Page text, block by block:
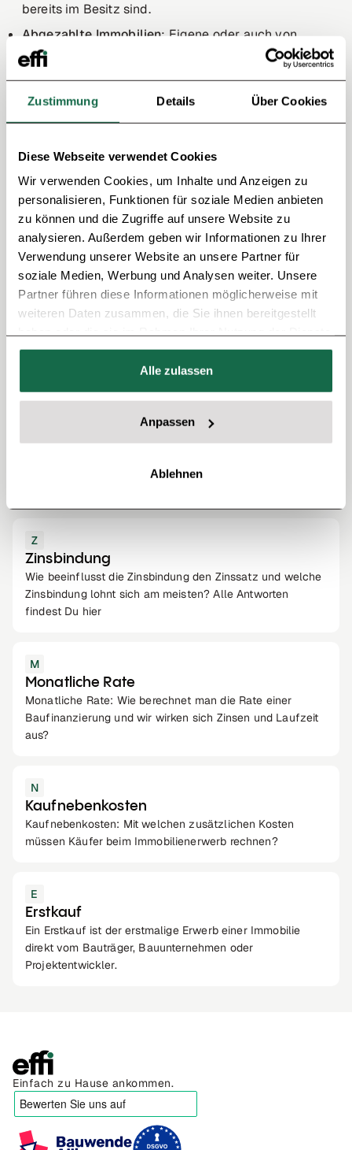
Zustimmung Details Über Cookies
Diese Webseite verwendet Cookies
Wir verwenden Cookies, um Inhalte und Anzeigen zu
personalisieren, Funktionen für soziale Medien anbieten
zu können und die Zugriffe auf unsere Website zu
analysieren. Außerdem geben wir Informationen zu Ihrer
Verwendung unserer Website an unsere Partner für
soziale Medien, Werbung und Analysen weiter. Unsere
Partner führen diese Informationen möglicherweise mit
weiteren Daten zusammen, die Sie ihnen bereitgestellt
haben oder die sie im Rahmen Ihrer Nutzung der Dienste
gesammelt haben.
Alle zulassen
Anpassen
Ablehnen
bereits im Besitz sind.
Abgezahlte Immobilien: Eigene oder auch von
Familienmitgliedern, die zur Sicherheit genutzt
werden können.
kaufen?
Sollten Käufer kein Eigenkapital für den Immobilienkauf
angespart haben, aber trotzdem sobald wie möglich
eine Immobilie erwerben wollen, ist meistens auch eine
Voll- oder 110-Prozent-Finanzierung möglich. Hierbei
bringen Kreditnehmer kein eigenes Kapital mit und
lassen sich neben dem gesamten Kaufpreis der
Immobilie auch die Kaufnebenkosten von der Bank
finanzieren.
der Immobilienfinanzierung höhere Zinsen als bei einer
Eigenkapitalanteil. Hierbei ist allerdings eine gute
wichtig, damit die Bank eine solche
Z
Zinsbindung
Wie beeinflusst die Zinsbindung den Zinssatz und welche
Zinsbindung lohnt sich am meisten? Alle Antworten
findest Du hier
M
Monatliche Rate
Monatliche Rate: Wie berechnet man die Rate einer
Baufinanzierung und wir wirken sich Zinsen und Laufzeit
aus?
N
Kaufnebenkosten
Kaufnebenkosten: Mit welchen zusätzlichen Kosten
müssen Käufer beim Immobilienerwerb rechnen?
E
Erstkauf
Ein Erstkauf ist der erstmalige Erwerb einer Immobilie
direkt vom Bauträger, Bauunternehmen oder
Projektentwickler.
Einfach zu Hause ankommen.